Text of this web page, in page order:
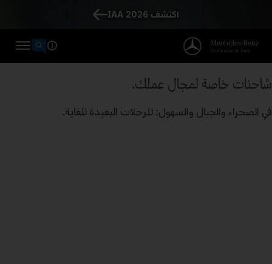
اكتشف IAA 2026
شاحنات خاصة لمجال عملك.
في الصحراء والجبال والسهول: للرحلات البعيدة للغاية.